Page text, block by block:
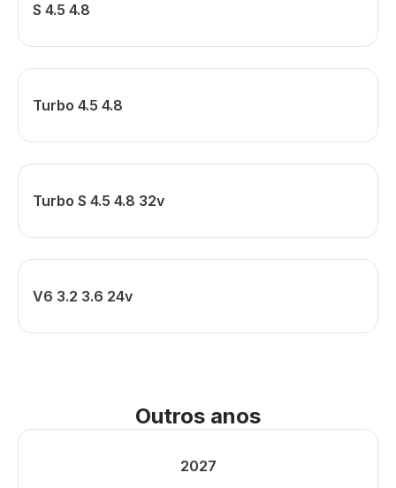
S 4.5 4.8
Turbo 4.5 4.8
Turbo S 4.5 4.8 32v
V6 3.2 3.6 24v
Outros anos
2027